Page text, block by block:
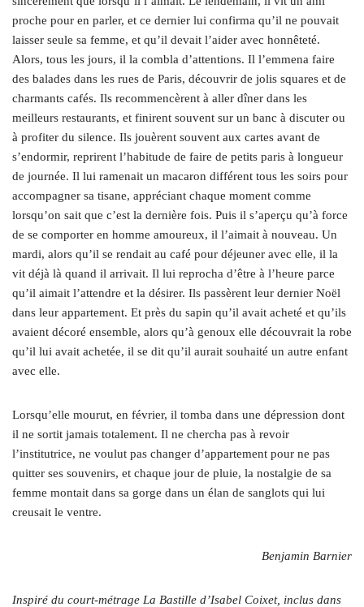
proche pour en parler, et ce dernier lui confirma qu’il ne pouvait
laisser seule sa femme, et qu’il devait l’aider avec honnêteté.
Alors, tous les jours, il la combla d’attentions. Il l’emmena faire
des balades dans les rues de Paris, découvrir de jolis squares et de
charmants cafés. Ils recommencèrent à aller dîner dans les
meilleurs restaurants, et finirent souvent sur un banc à discuter ou
à profiter du silence. Ils jouèrent souvent aux cartes avant de
s’endormir, reprirent l’habitude de faire de petits paris à longueur
de journée. Il lui ramenait un macaron différent tous les soirs pour
accompagner sa tisane, appréciant chaque moment comme
lorsqu’on sait que c’est la dernière fois. Puis il s’aperçu qu’à force
de se comporter en homme amoureux, il l’aimait à nouveau. Un
mardi, alors qu’il se rendait au café pour déjeuner avec elle, il la
vit déjà là quand il arrivait. Il lui reprocha d’être à l’heure parce
qu’il aimait l’attendre et la désirer. Ils passèrent leur dernier Noël
dans leur appartement. Et près du sapin qu’il avait acheté et qu’ils
avaient décoré ensemble, alors qu’à genoux elle découvrait la robe
qu’il lui avait achetée, il se dit qu’il aurait souhaité un autre enfant
avec elle.
Lorsqu’elle mourut, en février, il tomba dans une dépression dont
il ne sortit jamais totalement. Il ne chercha pas à revoir
l’institutrice, ne voulut pas changer d’appartement pour ne pas
quitter ses souvenirs, et chaque jour de pluie, la nostalgie de sa
femme montait dans sa gorge dans un élan de sanglots qui lui
creusait le ventre.
Benjamin Barnier
Inspiré du court-métrage La Bastille d’Isabel Coixet, inclus dans